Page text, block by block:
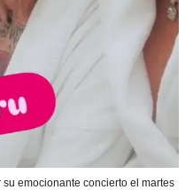
emocionante concierto el martes